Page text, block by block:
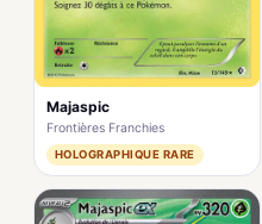
Majaspic
Frontières Franchies
HOLOGRAPHIQUE RARE